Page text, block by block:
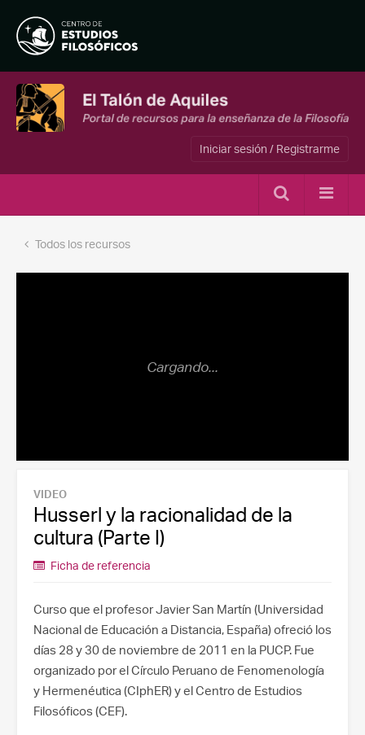
Iniciar sesión / Registrarme
Todos los recursos
VIDEO
Husserl y la racionalidad de la
cultura (Parte I)
Ficha de referencia
Curso que el profesor Javier San Martín (Universidad
Nacional de Educación a Distancia, España) ofreció los
días 28 y 30 de noviembre de 2011 en la PUCP. Fue
organizado por el Círculo Peruano de Fenomenología
y Hermenéutica (CIphER) y el Centro de Estudios
Filosóficos (CEF).